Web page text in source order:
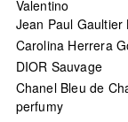
Valentino
Jean Paul Gaultier
Carolina Herrera
DIOR Sauvage
Chanel Bleu de
perfumy